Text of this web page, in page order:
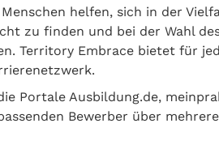
helfen, sich in der
zu finden und bei der Wahl
Territory Embrace bietet für
Portale Ausbildung.de,
Bewerber über